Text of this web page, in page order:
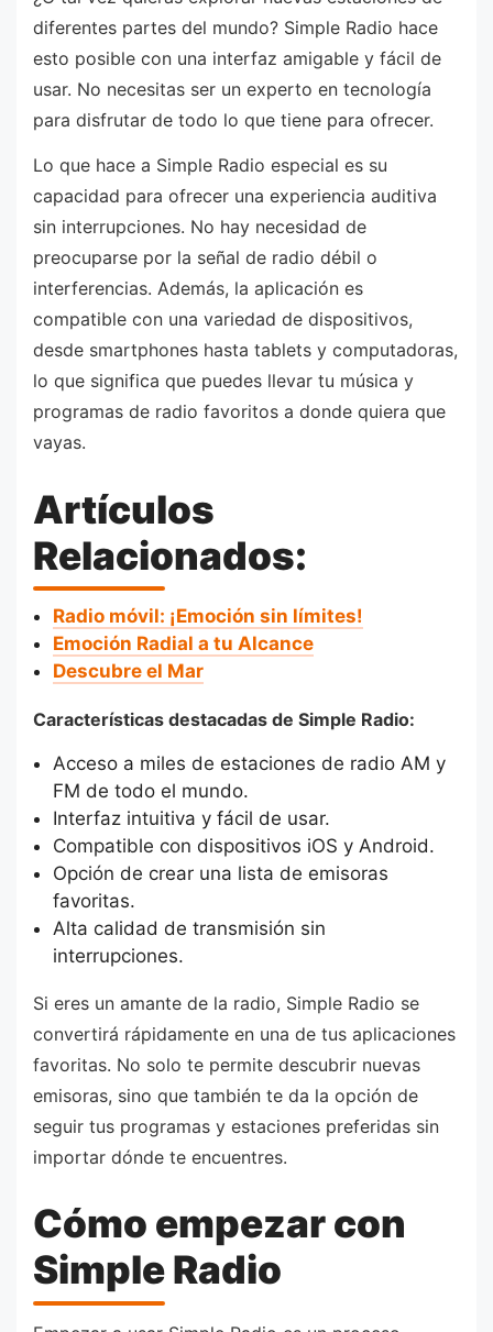
diferentes partes del mundo? Simple Radio hace
esto posible con una interfaz amigable y fácil de
usar. No necesitas ser un experto en tecnología
para disfrutar de todo lo que tiene para ofrecer.
Lo que hace a Simple Radio especial es su
capacidad para ofrecer una experiencia auditiva
sin interrupciones. No hay necesidad de
preocuparse por la señal de radio débil o
interferencias. Además, la aplicación es
compatible con una variedad de dispositivos,
desde smartphones hasta tablets y computadoras,
lo que significa que puedes llevar tu música y
programas de radio favoritos a donde quiera que
vayas.
Artículos
Relacionados:
Radio móvil: ¡Emoción sin límites!
Emoción Radial a tu Alcance
Descubre el Mar
Características destacadas de Simple Radio:
Acceso a miles de estaciones de radio AM y
FM de todo el mundo.
Interfaz intuitiva y fácil de usar.
Compatible con dispositivos iOS y Android.
Opción de crear una lista de emisoras
favoritas.
Alta calidad de transmisión sin
interrupciones.
Si eres un amante de la radio, Simple Radio se
convertirá rápidamente en una de tus aplicaciones
favoritas. No solo te permite descubrir nuevas
emisoras, sino que también te da la opción de
seguir tus programas y estaciones preferidas sin
importar dónde te encuentres.
Cómo empezar con
Simple Radio